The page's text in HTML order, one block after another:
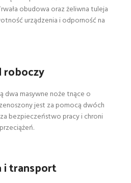
obudowa oraz żeliwna tuleja
urządzenia i odporność na
roboczy
dwa masywne noże tnące o
jest za pomocą dwóch
bezpieczeństwo pracy i chroni
i transport